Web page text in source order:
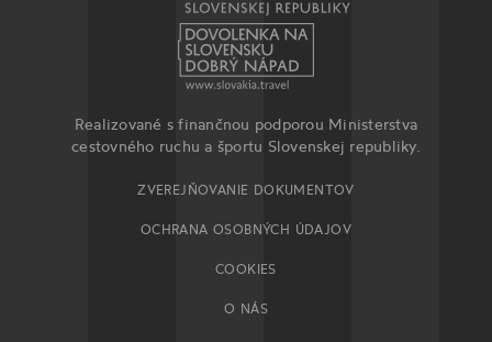
Realizované s finančnou podporou Ministerstva
cestovného ruchu a športu Slovenskej republiky.
ZVEREJŇOVANIE DOKUMENTOV
OCHRANA OSOBNÝCH ÚDAJOV
COOKIES
O NÁS